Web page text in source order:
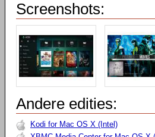
Screenshots:
Andere edities:
Kodi for Mac OS X (Intel)